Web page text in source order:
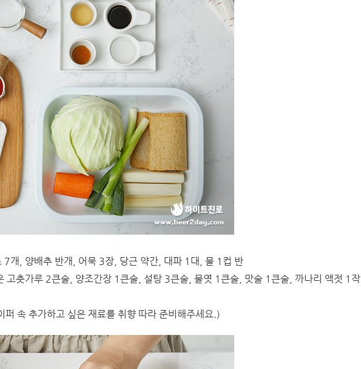
7개, 양배추 반개, 어묵 3장, 당근 약간, 대파 1대, 물 1컵 반
고춧가루 2큰술, 양조간장 1큰술, 설탕 3큰술, 물엿 1큰술, 맛술 1큰술, 까나리 액젓 1작
퍼 속 추가하고 싶은 재료를 취향 따라 준비해주세요.)